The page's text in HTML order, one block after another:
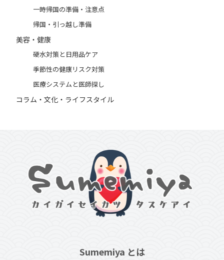
一時帰国の準備・注意点
帰国・引っ越し準備
美容・健康
硬水対策と日用品ケア
季節性の健康リスク対策
医療システムと医師探し
コラム・文化・ライフスタイル
Sumemiya とは